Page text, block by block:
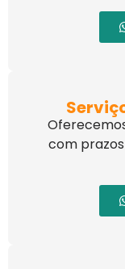
com